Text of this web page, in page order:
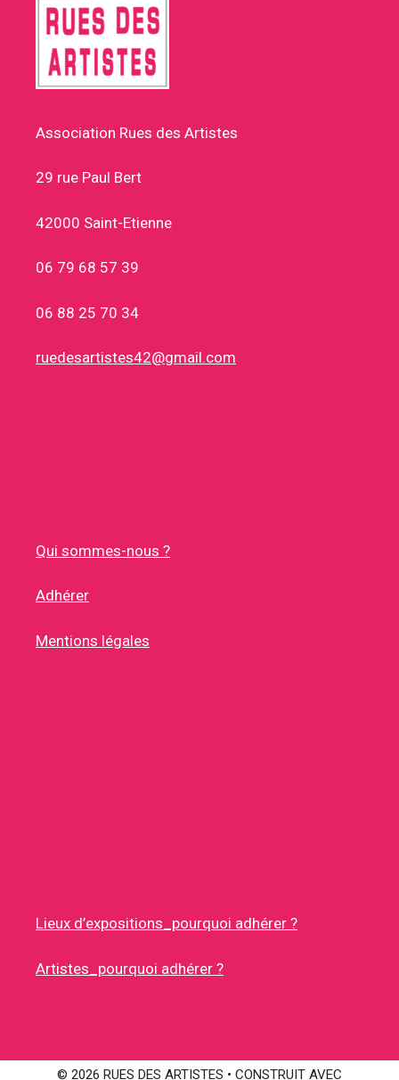
Association Rues des Artistes
29 rue Paul Bert
42000 Saint-Etienne
06 79 68 57 39
06 88 25 70 34
ruedesartistes42@gmail.com
Qui sommes-nous ?
Adhérer
Mentions légales
Lieux d’expositions_pourquoi adhérer ?
Artistes_pourquoi adhérer ?
© 2026 RUES DES ARTISTES • CONSTRUIT AVEC